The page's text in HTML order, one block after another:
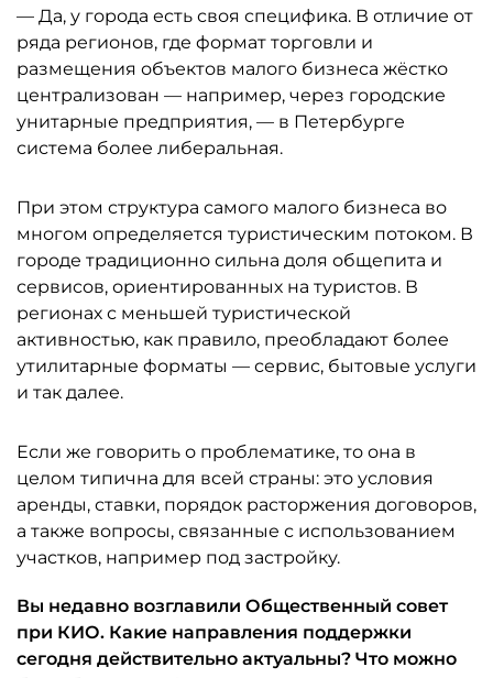
— Да, у города есть своя специфика. В отличие от
ряда регионов, где формат торговли и
размещения объектов малого бизнеса жёстко
централизован — например, через городские
унитарные предприятия, — в Петербурге
система более либеральная.
При этом структура самого малого бизнеса во
многом определяется туристическим потоком. В
городе традиционно сильна доля общепита и
сервисов, ориентированных на туристов. В
регионах с меньшей туристической
активностью, как правило, преобладают более
утилитарные форматы — сервис, бытовые услуги
и так далее.
Если же говорить о проблематике, то она в
целом типична для всей страны: это условия
аренды, ставки, порядок расторжения договоров,
а также вопросы, связанные с использованием
участков, например под застройку.
Вы недавно возглавили Общественный совет
при КИО. Какие направления поддержки
сегодня действительно актуальны? Что можно